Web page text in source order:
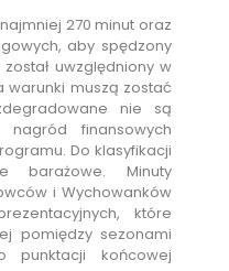
270 minut oraz
aby spędzony
uwzględniony w
muszą zostać
nie są
finansowych
Do klasyfikacji
barażowe. Minuty
i Wychowanków
które
pomiędzy sezonami
punktacji końcowej